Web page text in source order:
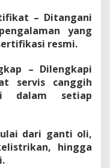
– Ditangani
yang
resmi.
– Dilengkapi
servis canggih
dalam setiap
dari ganti oli,
hingga